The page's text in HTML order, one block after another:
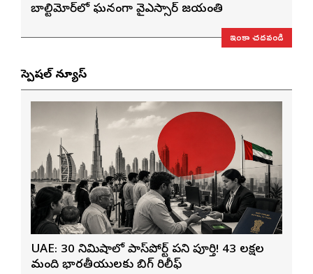
బాల్టిమోర్‌లో ఘనంగా వైఎస్సార్‌ జయంతి
ఇంకా చదవండి
స్పెషల్ న్యూస్
UAE: 30 నిమిషాల్లో పాస్‌పోర్ట్ పని పూర్తి! 43 లక్షల
మంది భారతీయులకు బిగ్ రిలీఫ్